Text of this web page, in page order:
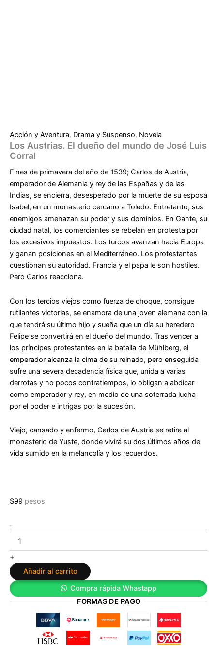
Acción y Aventura, Drama y Suspenso, Novela
Los Austrias. El dueño del mundo de José Luis
Corral
Fines de primavera del año de 1539; Carlos de Austria,
emperador de Alemania y rey de las Españas y de las
Indias, se encierra, desesperado por la muerte de su esposa
Isabel, en un monasterio cercano a Toledo. Entretanto, sus
enemigos amenazan su poder y sus dominios. En Gante, su
ciudad natal, los comerciantes se rebelan en protesta por
los excesivos impuestos. Los turcos avanzan hacia Europa
y ganan posiciones en el Mediterráneo. Los protestantes
cuestionan su autoridad. Francia y el papa le son hostiles.
Pero Carlos reacciona.
Con los tercios viejos como fuerza de choque, consigue
rutilantes victorias, se enamora de una joven alemana con la
que tendrá su último hijo y sueña que un día su heredero
Felipe se convertirá en el dueño del mundo. Tras vencer a
los príncipes protestantes en la batalla de Mühlberg, el
emperador alcanza la cima de su reinado, pero enseguida
sufre una severa decadencia física que, unida a varias
derrotas y no pocos contratiempos, lo obligan a abdicar
como emperador y rey, en medio de una soterrada lucha
por el poder e intrigas por la sucesión.
Viejo, cansado y enfermo, Carlos de Austria se retira al
monasterio de Yuste, donde vivirá su dos últimos años de
vida sumido en la melancolía y los recuerdos.
$99 pesos
-
Austrias.
dueño
del
mundo
de
Luis
+
Añadir al carrito
Compra rápida Whastapp
FORMAS DE PAGO